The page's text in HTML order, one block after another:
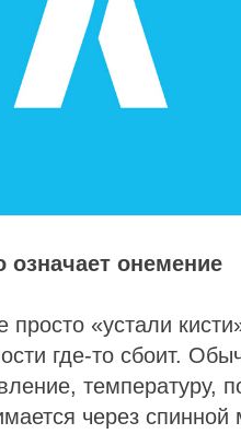
означает онемение
«устали
где-то сбоит.
температуру,
через спинной